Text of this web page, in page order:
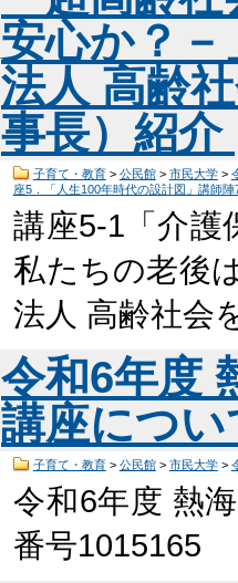
安心か？－
法人 高齢
事長）紹介
子育て・教育> 公民館> 市民大学>
座5．「人生100年時代の設計図」講師陣
講座5-1「介護
私たちの老後
法人 高齢社会
令和6年度
講座につ
子育て・教育> 公民館> 市民大学>
令和6年度 熱
番号1015165